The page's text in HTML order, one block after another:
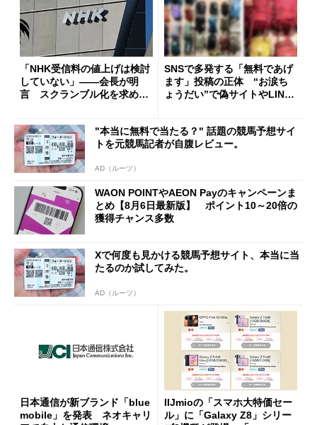
「NHK受信料の値上げは検討
していない」――会長が明
言 スクランブル化を求める
SNSで多発する「無料であげ
ます」投稿の正体 “お涙ち
ょうだい”で偽サイトやLINE
"本当に無料で当たる？" 話題の競馬予想サイ
トを元競馬記者が自腹レビュー。
AD（ルーツ）
WAON POINTやAEON Payのキャンペーンま
とめ【8月6日最新版】 ポイント10～20倍の
獲得チャンス多数
Xで何度も見かける競馬予想サイト、本当に当
たるのか試してみた。
AD（ルーツ）
日本通信が新ブランド「blue
mobile」を発表 ネオキャリ
IIJmioの「スマホ大特価セー
ル」に「Galaxy Z8」シリー